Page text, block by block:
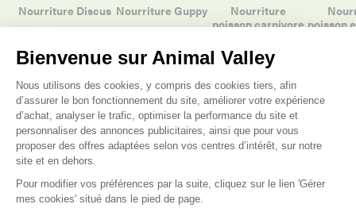
Bienvenue sur Animal Valley
Plateforme de Gestion du
Nous utilisons des cookies, y compris des cookies tiers, afin
d’assurer le bon fonctionnement du site, améliorer votre expérience
d’achat, analyser le trafic, optimiser la performance du site et
personnaliser des annonces publicitaires, ainsi que pour vous
proposer des offres adaptées selon vos centres d’intérêt, sur notre
site et en dehors.
Pour modifier vos préférences par la suite, cliquez sur le lien 'Gérer
mes cookies' situé dans le pied de page.
Axeptio consent
Nourriture Discus Nourriture Guppy
Nourriture
poisson carnivore poisson